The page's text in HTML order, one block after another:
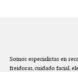
Somos especialistas en
freidoras, cuidado facial,